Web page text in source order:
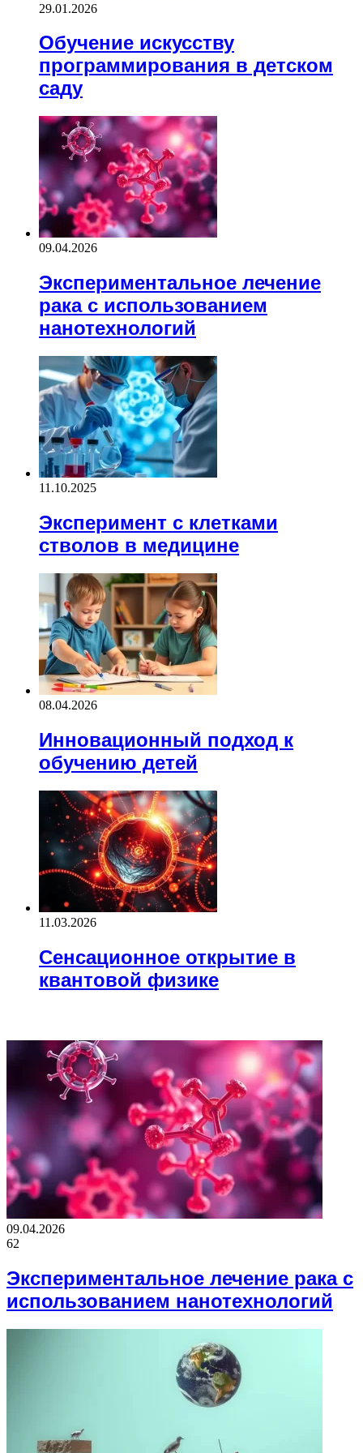
29.01.2026
Обучение искусству
программирования в детском
саду
09.04.2026
Экспериментальное лечение
рака с использованием
нанотехнологий
11.10.2025
Эксперимент с клетками
стволов в медицине
08.04.2026
Инновационный подход к
обучению детей
11.03.2026
Сенсационное открытие в
квантовой физике
09.04.2026
62
Экспериментальное лечение рака с
использованием нанотехнологий